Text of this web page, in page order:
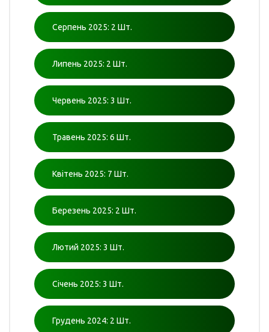
Серпень 2025: 2 Шт.
Липень 2025: 2 Шт.
Червень 2025: 3 Шт.
Травень 2025: 6 Шт.
Квітень 2025: 7 Шт.
Березень 2025: 2 Шт.
Лютий 2025: 3 Шт.
Січень 2025: 3 Шт.
Грудень 2024: 2 Шт.